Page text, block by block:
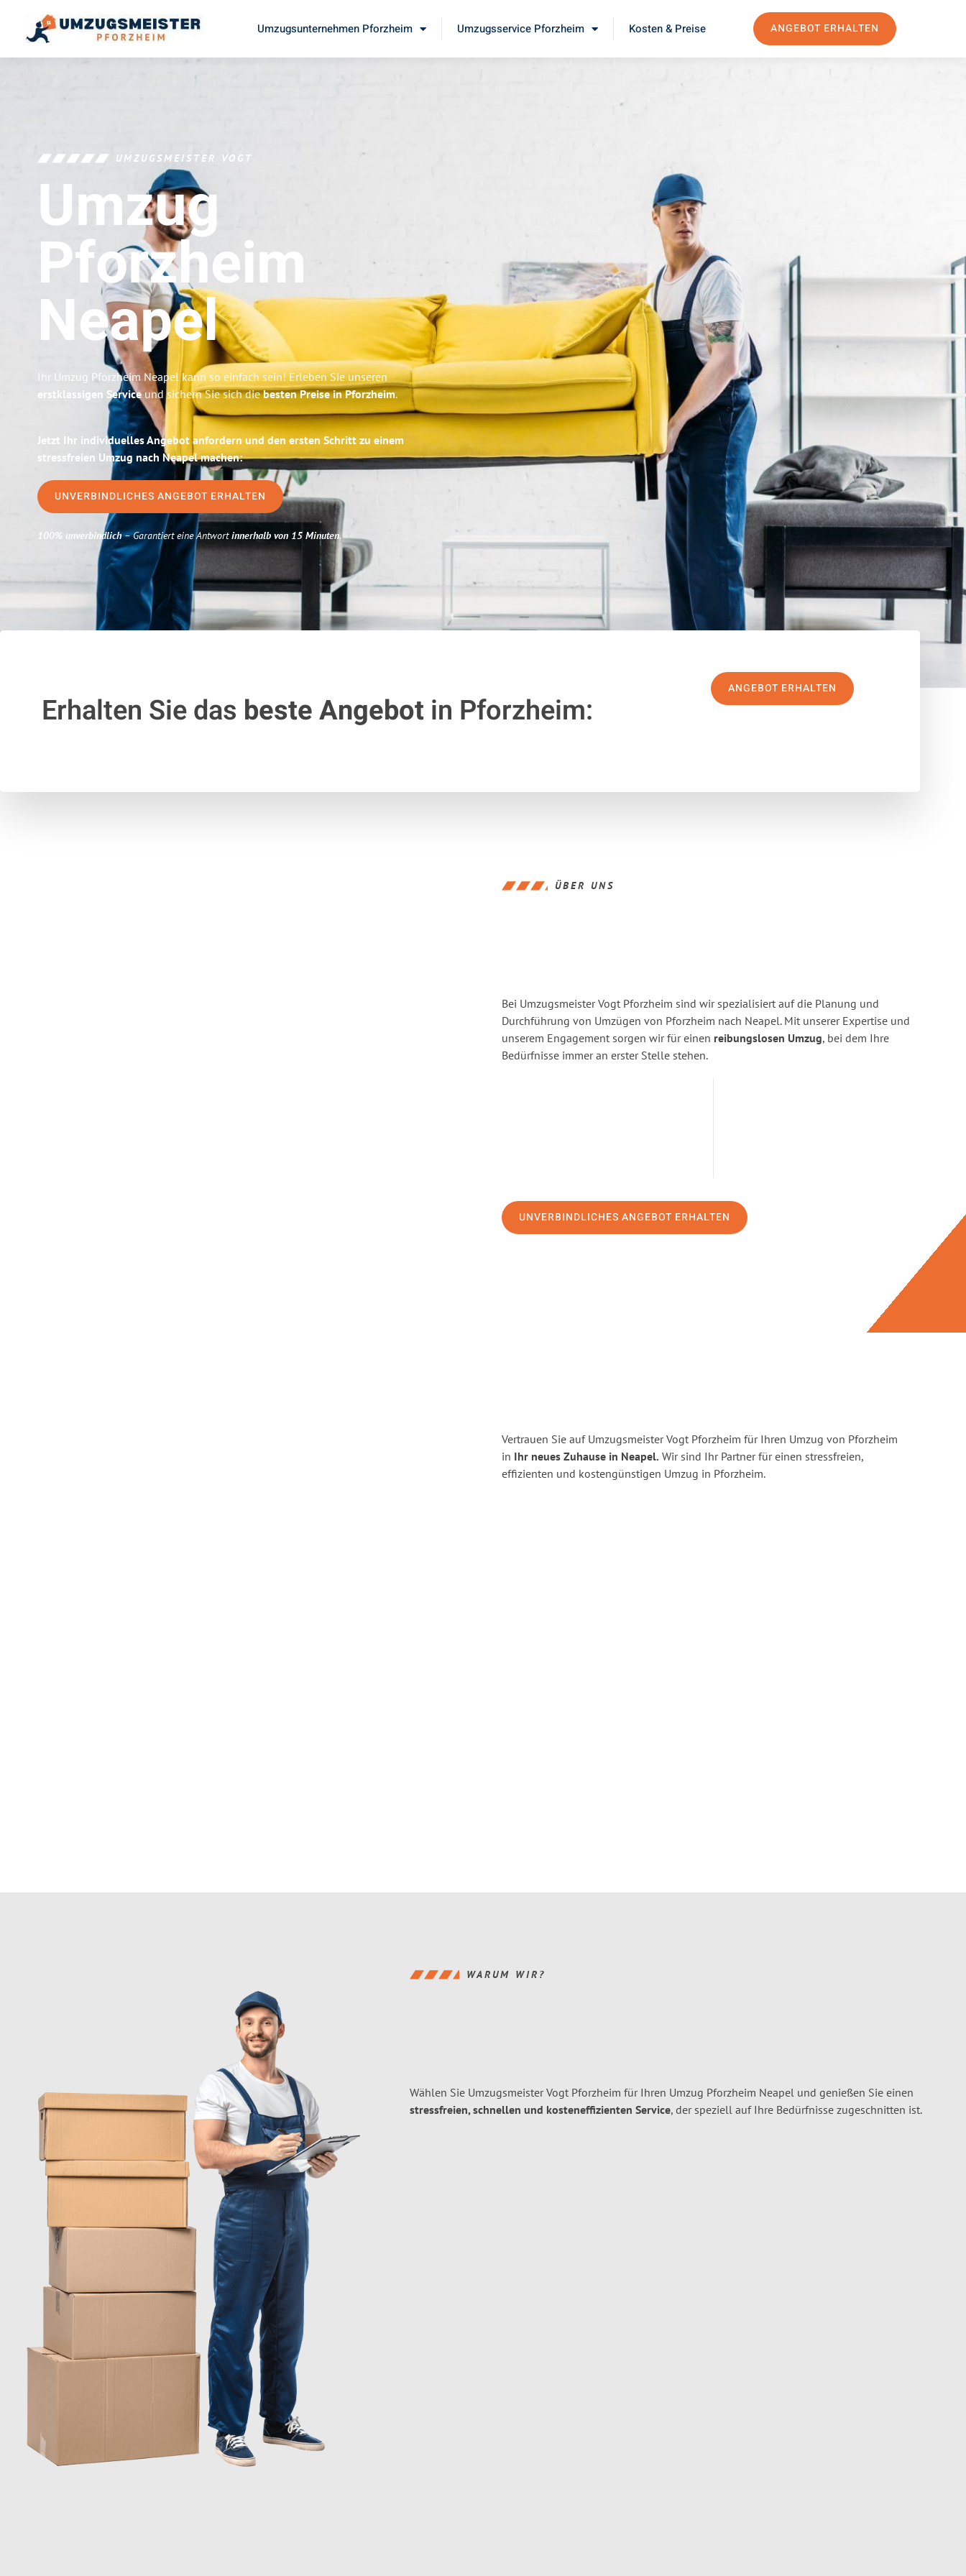
Umzugsunternehmen Pforzheim Umzugsservice Pforzheim Kosten & Preise ANGEBOT ERHALTEN
UMZUGSMEISTER VOGT
Umzug
Pforzheim
Neapel
Ihr Umzug Pforzheim Neapel kann so einfach sein! Erleben Sie unseren
erstklassigen Serviceund sichern Sie sich diebesten Preise in Pforzheim.
Jetzt Ihr individuelles Angebot anfordern und den ersten Schritt zu einem
stressfreien Umzug nach Neapel machen:
UNVERBINDLICHES ANGEBOT ERHALTEN
100% unverbindlich– Garantiert eine Antwortinnerhalb von 15 Minuten.
Erhalten Sie das beste Angebotin Pforzheim:
ANGEBOT ERHALTEN
ÜBER UNS
Bei Umzugsmeister Vogt Pforzheim sind wir spezialisiert auf die Planung und
Durchführung von Umzügen von Pforzheim nach Neapel. Mit unserer Expertise und
unserem Engagement sorgen wir für einen reibungslosen Umzug, bei dem Ihre
Bedürfnisse immer an erster Stelle stehen.
UNVERBINDLICHES ANGEBOT ERHALTEN
Vertrauen Sie auf Umzugsmeister Vogt Pforzheim für Ihren Umzug von Pforzheim
in Ihr neues Zuhause in Neapel. Wir sind Ihr Partner für einen stressfreien,
effizienten und kostengünstigen Umzug in Pforzheim.
WARUM WIR?
Wählen Sie Umzugsmeister Vogt Pforzheim für Ihren Umzug Pforzheim Neapel und genießen Sie einen
stressfreien, schnellen und kosteneffizienten Service, der speziell auf Ihre Bedürfnisse zugeschnitten ist.